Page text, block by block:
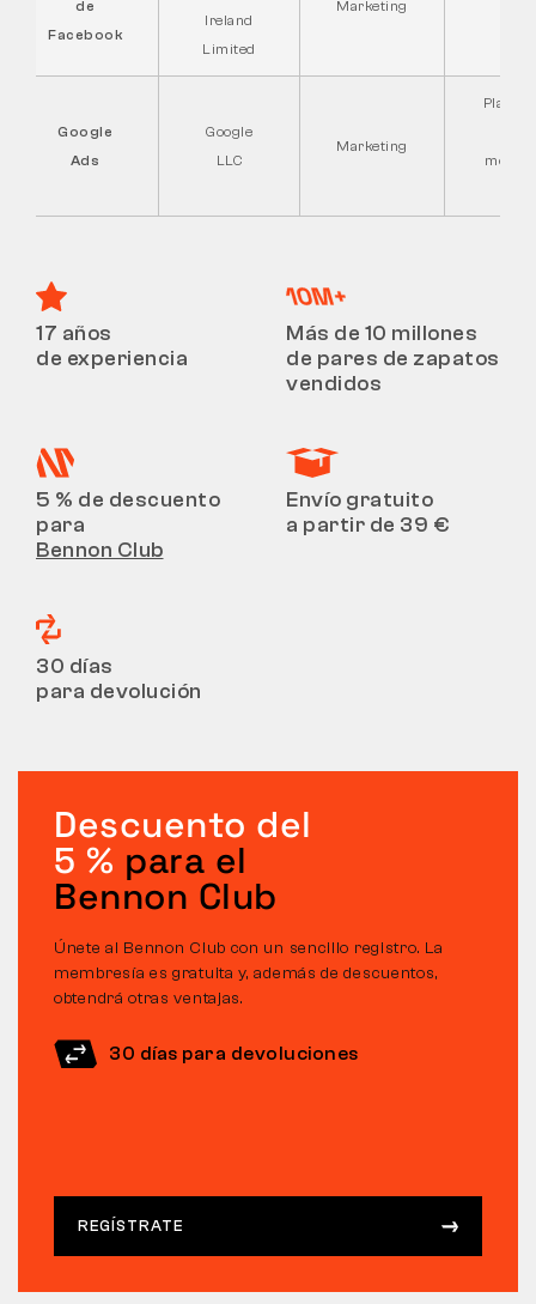
de
Facebook
Ireland
Limited
Marketing
Google
Ads
Google
LLC
Marketing
17 años
de experiencia
Más de 10 millones
de pares de zapatos
vendidos
5 % de descuento
para
Bennon Club
Envío gratuito
a partir de 39 €
30 días
para devolución
Descuento del
5 % para el
Bennon Club
Únete al Bennon Club con un sencillo registro. La
membresía es gratuita y, además de descuentos,
obtendrá otras ventajas.
30 días para devoluciones
REGÍSTRATE